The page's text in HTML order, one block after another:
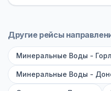
сравнить рейсы и
на микроавтобусы
(от 40 мест): у них
дорога ощущается
Другие рейсы
Минеральные Воды -
Минеральные Воды -